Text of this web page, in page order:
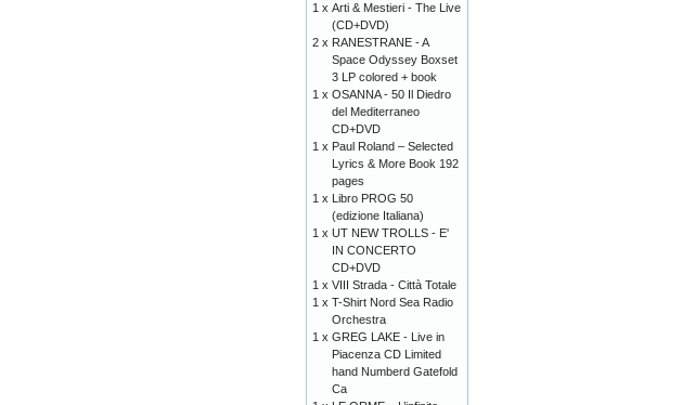
1 x Arti & Mestieri - The Live
(CD+DVD)
2 x RANESTRANE - A
Space Odyssey Boxset
3 LP colored + book
1 x OSANNA - 50 Il Diedro
del Mediterraneo
CD+DVD
1 x Paul Roland – Selected
Lyrics & More Book 192
pages
1 x Libro PROG 50
(edizione Italiana)
1 x UT NEW TROLLS - E'
IN CONCERTO
CD+DVD
1 x VIII Strada - Città Totale
1 x T-Shirt Nord Sea Radio
Orchestra
1 x GREG LAKE - Live in
Piacenza CD Limited
hand Numberd Gatefold
Ca